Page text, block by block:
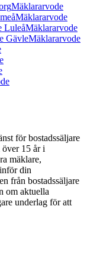
Mäklararvode
Mäklararvode
LuleåMäklararvode
GävleMäklararvode
för bostadssäljare
över 15 år i
mäklare,
din
från bostadssäljare
om aktuella
underlag för att